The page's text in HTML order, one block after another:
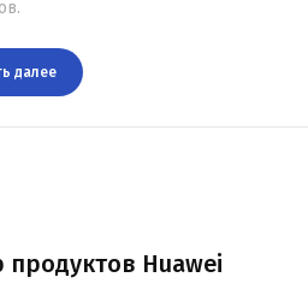
далee
продуктов Huawei